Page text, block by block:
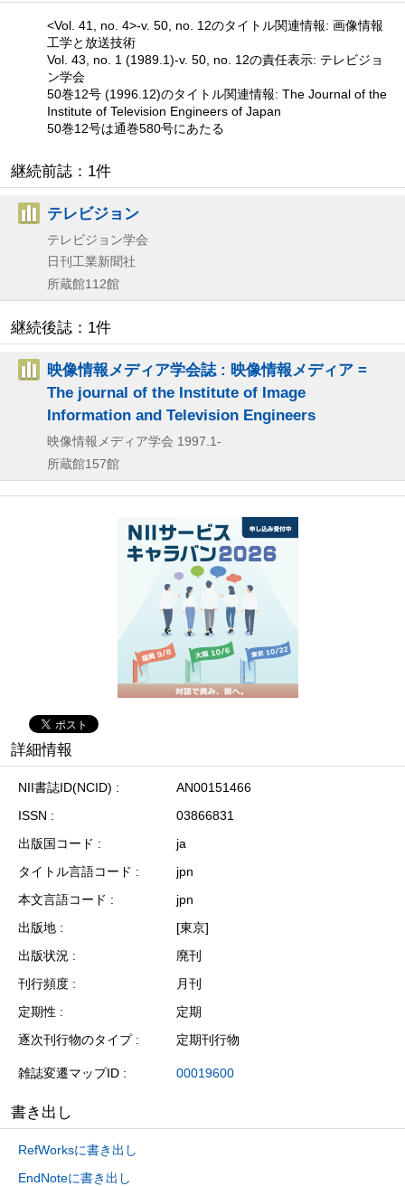
<Vol. 41, no. 4>-v. 50, no. 12のタイトル関連情報: 画像情報
工学と放送技術
Vol. 43, no. 1 (1989.1)-v. 50, no. 12の責任表示: テレビジョ
ン学会
50巻12号 (1996.12)のタイトル関連情報: The Journal of the
Institute of Television Engineers of Japan
50巻12号は通巻580号にあたる
継続前誌：1件
テレビジョン
テレビジョン学会
日刊工業新聞社
所蔵館112館
継続後誌：1件
映像情報メディア学会誌 : 映像情報メディア =
The journal of the Institute of Image
Information and Television Engineers
映像情報メディア学会 1997.1-
所蔵館157館
詳細情報
NII書誌ID(NCID)
AN00151466
ISSN
03866831
出版国コード
ja
タイトル言語コード
jpn
本文言語コード
jpn
出版地
[東京]
出版状況
廃刊
刊行頻度
月刊
定期性
定期
逐次刊行物のタイプ
定期刊行物
雑誌変遷マップID 00019600
書き出し
RefWorksに書き出し
EndNoteに書き出し